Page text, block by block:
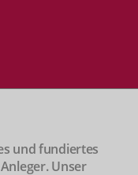
und fundiertes
Unser